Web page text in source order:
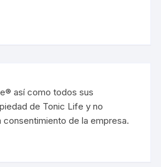
así como todos sus
de Tonic Life y no
consentimiento de la empresa.